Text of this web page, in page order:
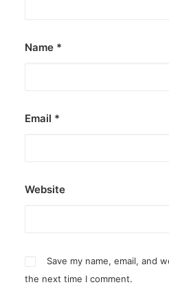
Name *
Email *
Website
Save my name, email, and
the next time I comment.